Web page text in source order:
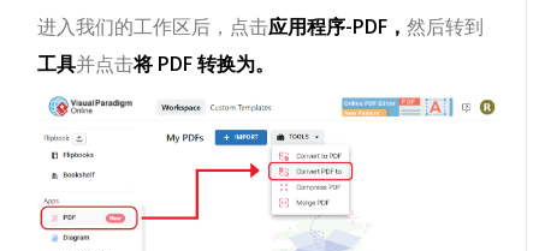
进入我们的工作区后，点击应用程序-PDF，然后转到
工具并点击将 PDF 转换为。